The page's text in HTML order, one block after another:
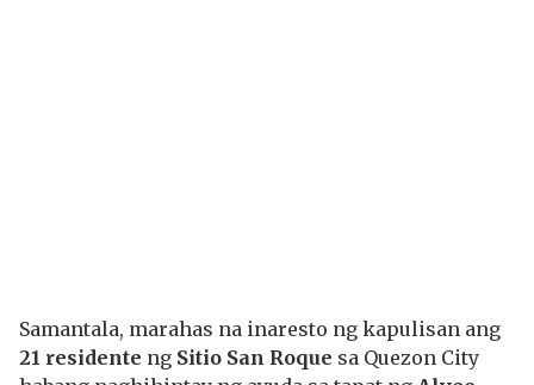
Samantala, marahas na inaresto ng kapulisan ang
21 residente ng Sitio San Roque sa Quezon City